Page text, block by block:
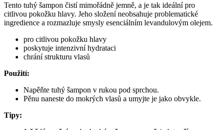
Tento tuhý šampon čistí mimořádně jemně, a je tak ideální pro
citlivou pokožku hlavy. Jeho složení neobsahuje problematické
ingredience a rozmazluje smysly esenciálním levandulovým olejem.
pro citlivou pokožku hlavy
poskytuje intenzivní hydrataci
chrání strukturu vlasů
Použití:
Napěňte tuhý šampon v rukou pod sprchou.
Pěnu naneste do mokrých vlasů a umyjte je jako obvykle.
Tipy: